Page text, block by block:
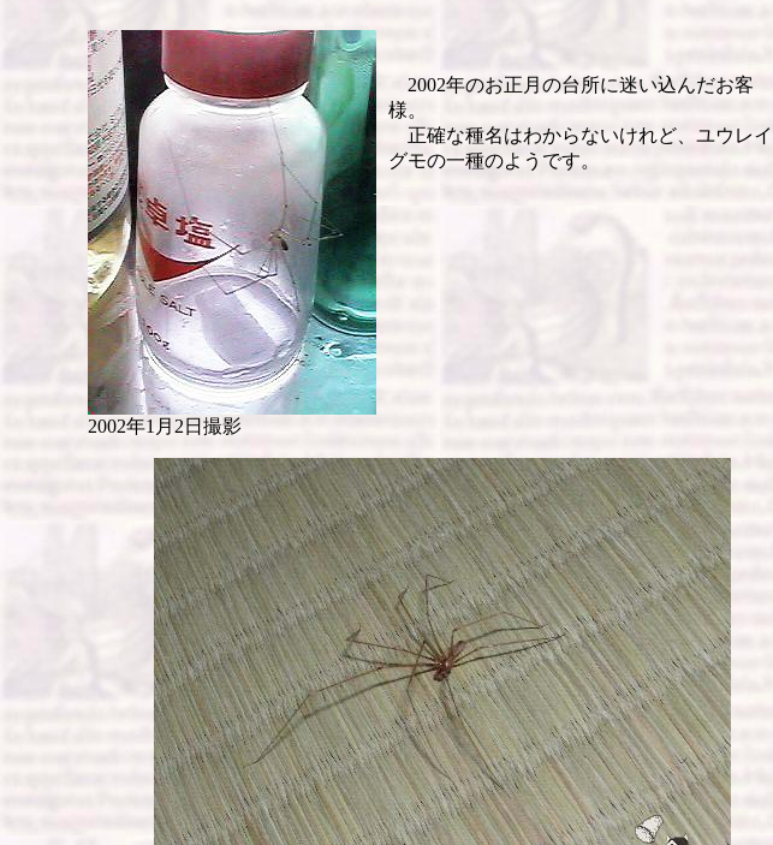
2002年1月2日撮影
2002年のお正月の台所に迷い込んだお客
様。
正確な種名はわからないけれど、ユウレイ
グモの一種のようです。